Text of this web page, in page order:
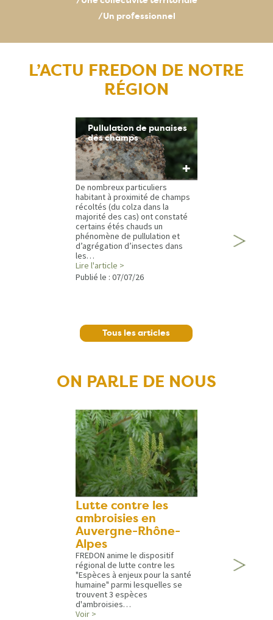
/Un professionnel
L’ACTU FREDON DE NOTRE
RÉGION
Pullulation de punaises
des champs
+
De nombreux particuliers
habitant à proximité de champs
récoltés (du colza dans la
majorité des cas) ont constaté
certains étés chauds un
phénomène de pullulation et
d’agrégation d’insectes dans
les…
Lire l'article >
Publié le : 07/07/26
Tous les articles
ON PARLE DE NOUS
Lutte contre les
ambroisies en
Auvergne-Rhône-
Alpes
FREDON anime le dispositif
régional de lutte contre les
"Espèces à enjeux pour la santé
humaine" parmi lesquelles se
trouvent 3 espèces
d'ambroisies…
Voir >